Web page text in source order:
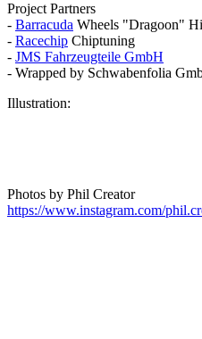
Project Partners
- Barracuda Wheels "Dragoon"
- Racechip Chiptuning
- JMS Fahrzeugteile GmbH
- Wrapped by Schwabenfolia
Illustration:
Photos by Phil Creator
https://www.instagram.com/